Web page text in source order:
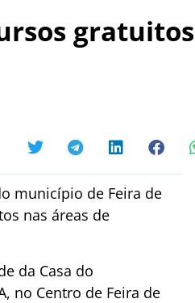
gratuitos
município de Feira de
nas áreas de
da Casa do
no Centro de Feira de